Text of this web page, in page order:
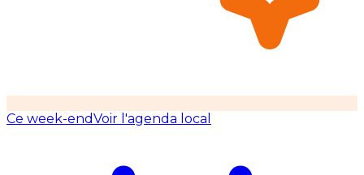
Ce week-endVoir l'agenda local